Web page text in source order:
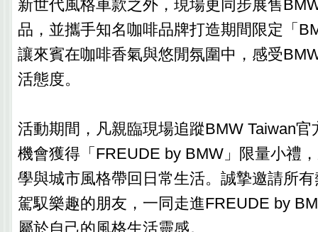
新世代風格車款之外，現場更同步展售
品，並攜手知名咖啡品牌打造期間限定「
讓來賓在咖啡香氣與悠閒氛圍中，感受
活態度。
活動期間，凡親臨現場追蹤BMW Taiwan官
機會獲得「FREUDE by BMW」限量小禮
學與城市風格帶回日常生活。誠摯邀請所
駕馭樂趣的朋友，一同走進FREUDE by
屬於自己的風格生活靈感。